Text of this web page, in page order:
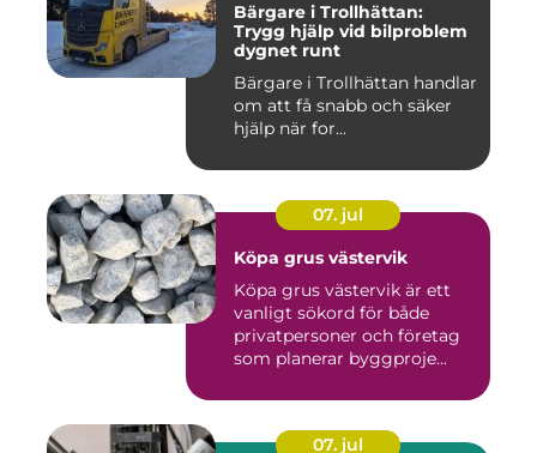
Bärgare i Trollhättan:
Trygg hjälp vid bilproblem
dygnet runt
Bärgare i Trollhättan handlar
om att få snabb och säker
hjälp när for...
07. jul
Köpa grus västervik
Köpa grus västervik är ett
vanligt sökord för både
privatpersoner och företag
som planerar byggproje...
07. jul